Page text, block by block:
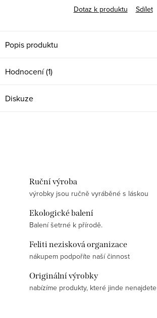
Dotaz k produktu
Sdílet
Popis produktu
Hodnocení (1)
Diskuze
Ruční výroba
výrobky jsou ručně vyráběné s láskou
Ekologické balení
Balení šetrné k přírodě.
Feliti nezisková organizace
nákupem podpoříte naší činnost
Originální výrobky
nabízíme produkty, které jinde nenajdete